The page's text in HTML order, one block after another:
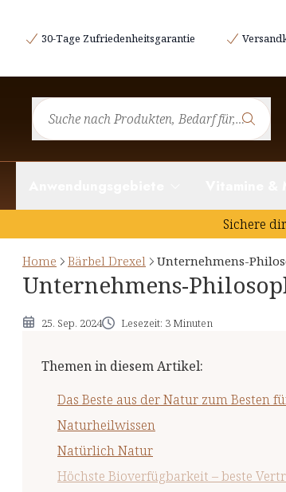
30-Tage Zufriedenheitsgarantie
Sichere dir
Home Bärbel Drexel Unternehmens-
Unternehmens-
25. Sep. 2024 Lesezeit: 3 Minuten
Themen in diesem Artikel:
Das Beste aus der Natur zum Besten
Naturheilwissen
Natürlich Natur
Höchste Bioverfügbarkeit – beste
Das Beste aus der Natur zum
Höchste Bioverfügbarkeit – beste
Direkt aus Deutschland
Zuverlässige Qualität